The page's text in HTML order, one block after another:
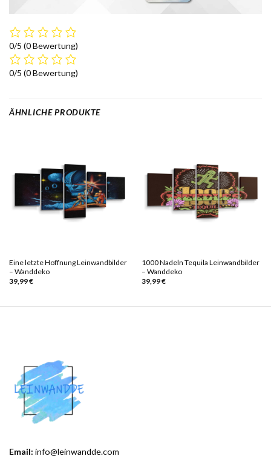
0/5 (0 Bewertung)
0/5 (0 Bewertung)
ÄHNLICHE PRODUKTE
Eine letzte Hoffnung Leinwandbilder
– Wanddeko
39,99€
1000 Nadeln Tequila Leinwandbilder
– Wanddeko
39,99€
Email: info@leinwandde.com